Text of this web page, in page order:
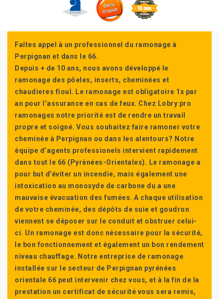
Faîtes appel à un professionnel du ramonage à
Perpignan et dans le 66.
Depuis + de 10 ans, nous avons développé le
ramonage des pôeles, inserts, cheminées et
chaudieres fioul. Le ramonage est obligatoire 1x par
an pour l’assurance en cas de feux. Chez Lobry pro
ramonages notre priorité est de rendre un travail
propre et soigné. Vous souhaitez faire ramoner votre
cheminée à Perpignan ou dans les alentours? Notre
équipe d’agents professionels intervient rapidement
dans tout le 66 (Pyrénées-Orientales). Le ramonage a
pour but d’éviter un incendie, mais également une
intoxication au monoxyde de carbone du a une
mauvaise évacuation des fumées. A chaque utilisation
de votre cheminée, des dépôts de suie et goudron
viennent se déposer sur le conduit et obstruer celui-
ci. Un ramonage est donc nécessaire pour la sécurité,
le bon fonctionnement et également un bon rendement
niveau chauffage. Notre entreprise de ramonage
installée sur le secteur de Perpignan pyrénées
orientale 66 peut intervenir chez vous, et à la fin de la
prestation un certificat de sécurité vous sera remis,